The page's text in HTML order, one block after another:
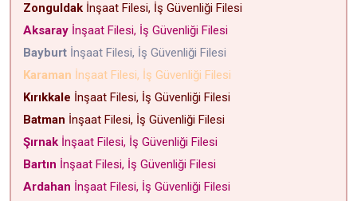
Zonguldak İnşaat Filesi, İş Güvenliği Filesi
Aksaray İnşaat Filesi, İş Güvenliği Filesi
Bayburt İnşaat Filesi, İş Güvenliği Filesi
Karaman İnşaat Filesi, İş Güvenliği Filesi
Kırıkkale İnşaat Filesi, İş Güvenliği Filesi
Batman İnşaat Filesi, İş Güvenliği Filesi
Şırnak İnşaat Filesi, İş Güvenliği Filesi
Bartın İnşaat Filesi, İş Güvenliği Filesi
Ardahan İnşaat Filesi, İş Güvenliği Filesi